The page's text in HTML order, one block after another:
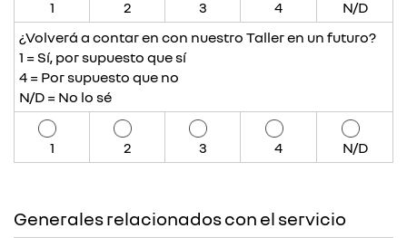
1 2 3 4
N/D
¿Volverá a contar en con nuestro Taller en un futuro?
1 = Sí, por supuesto que sí
4 = Por supuesto que no
N/D = No lo sé
1 2 3 4 N/D
Generales relacionados con el servicio